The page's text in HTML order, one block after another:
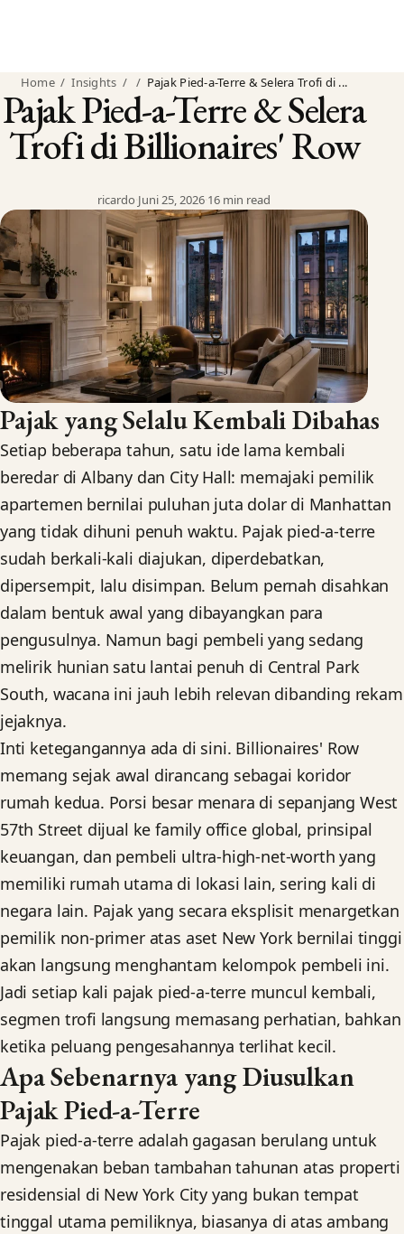
Home/Insights / / Pajak Pied-a-Terre & Selera Trofi di ...
Pajak Pied-a-Terre & Selera
Trofi di Billionaires' Row
ricardo·Juni 25, 2026·16 min read
Pajak yang Selalu Kembali Dibahas
Setiap beberapa tahun, satu ide lama kembali
beredar di Albany dan City Hall: memajaki pemilik
apartemen bernilai puluhan juta dolar di Manhattan
yang tidak dihuni penuh waktu. Pajak pied-a-terre
sudah berkali-kali diajukan, diperdebatkan,
dipersempit, lalu disimpan. Belum pernah disahkan
dalam bentuk awal yang dibayangkan para
pengusulnya. Namun bagi pembeli yang sedang
melirik hunian satu lantai penuh di Central Park
South, wacana ini jauh lebih relevan dibanding rekam
jejaknya.
Inti ketegangannya ada di sini. Billionaires' Row
memang sejak awal dirancang sebagai koridor
rumah kedua. Porsi besar menara di sepanjang West
57th Street dijual ke family office global, prinsipal
keuangan, dan pembeli ultra-high-net-worth yang
memiliki rumah utama di lokasi lain, sering kali di
negara lain. Pajak yang secara eksplisit menargetkan
pemilik non-primer atas aset New York bernilai tinggi
akan langsung menghantam kelompok pembeli ini.
Jadi setiap kali pajak pied-a-terre muncul kembali,
segmen trofi langsung memasang perhatian, bahkan
ketika peluang pengesahannya terlihat kecil.
Apa Sebenarnya yang Diusulkan
Pajak Pied-a-Terre
Pajak pied-a-terre adalah gagasan berulang untuk
mengenakan beban tambahan tahunan atas properti
residensial di New York City yang bukan tempat
tinggal utama pemiliknya, biasanya di atas ambang